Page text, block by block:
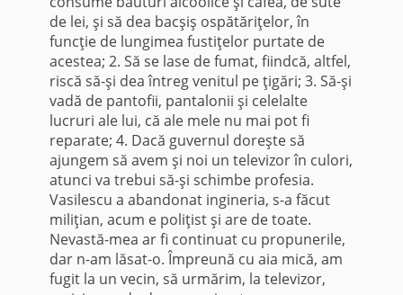
de lei, şi să dea bacşiş ospătăriţelor, în
funcţie de lungimea fusti­ţelor purtate de
acestea; 2. Să se lase de fumat, fiindcă, altfel,
riscă să-şi dea întreg venitul pe ţigări; 3. Să-şi
vadă de pantofii, pantalonii şi celelalte
lucruri ale lui, că ale mele nu mai pot fi
reparate; 4. Dacă guvernul doreşte să
ajungem să avem şi noi un televizor în cu­lori,
atunci va trebui să-şi schimbe profesia.
Vasilescu a abandonat ingineria, s-a făcut
miliţian, acum e poli­ţist şi are de toate.
Nevastă-mea ar fi continuat cu pro­punerile,
dar n-am lăsat-o. Împreună cu aia mică, am
fugit la un vecin, să urmărim, la televizor,